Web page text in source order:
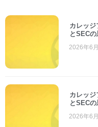
カレッ
とSECの
2026年6
カレッ
とSECの
2026年6